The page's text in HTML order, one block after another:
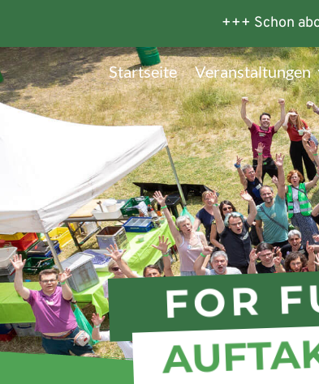
+++ Schon
Startseite Veranstaltungen
FOR